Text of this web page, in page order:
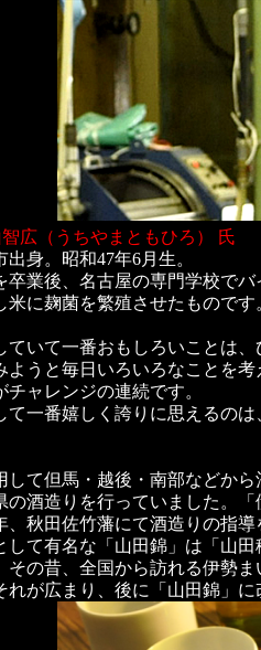
広（うちやまともひろ） 氏
身。昭和47年6月生。
卒業後、名古屋の専門学校で
米に麹菌を繁殖させたもので
ていて一番おもしろいことは
ようと毎日いろいろなことを
チャレンジの連続です。
て一番嬉しく誇りに思えるの
して但馬・越後・南部などか
の酒造りを行っていました。
、秋田佐竹藩にて酒造りの指
して有名な「山田錦」は「山
その昔、全国から訪れる伊勢
れが広まり、後に「山田錦」に